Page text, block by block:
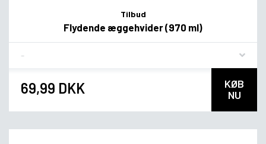
Tilbud
Flydende æggehvider (970 ml)
69,99 DKK
KØB
NU